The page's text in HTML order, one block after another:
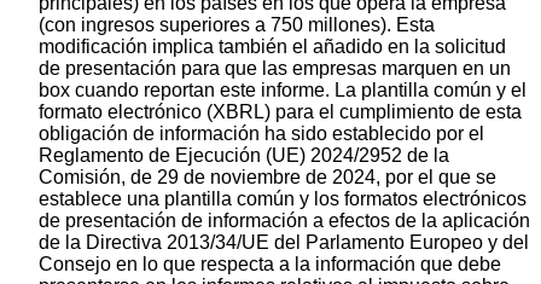
(con ingresos superiores a 750 millones). Esta
modificación implica también el añadido en la solicitud
de presentación para que las empresas marquen en un
box cuando reportan este informe. La plantilla común y el
formato electrónico (XBRL) para el cumplimiento de esta
obligación de información ha sido establecido por el
Reglamento de Ejecución (UE) 2024/2952 de la
Comisión, de 29 de noviembre de 2024, por el que se
establece una plantilla común y los formatos electrónicos
de presentación de información a efectos de la aplicación
de la Directiva 2013/34/UE del Parlamento Europeo y del
Consejo en lo que respecta a la información que debe